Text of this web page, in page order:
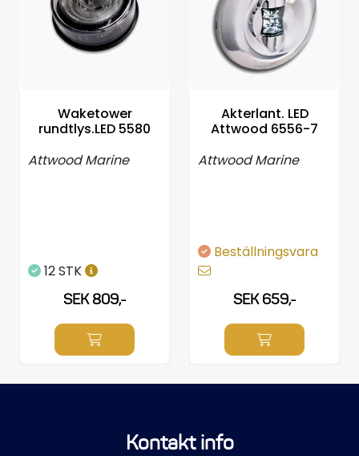
Waketower
rundtlys.LED 5580
Attwood Marine
12 STK
SEK 809,-
Akterlant. LED
Attwood 6556-7
Attwood Marine
Beställningsvara
SEK 659,-
Kontakt info